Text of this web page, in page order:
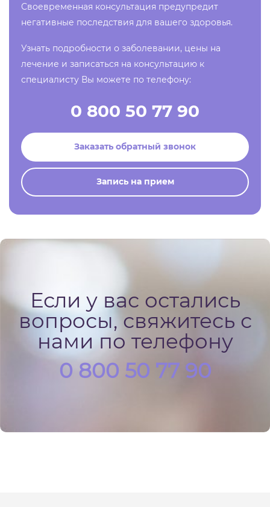
Своевременная консультация предупредит
негативные последствия для вашего здоровья.
Узнать подробности о заболевании, цены на
лечение и записаться на консультацию к
специалисту Вы можете по телефону:
0 800 50 77 90
Заказать обратный звонок
Запись на прием
Если у вас остались
вопросы, свяжитесь с
нами по телефону
0 800 50 77 90